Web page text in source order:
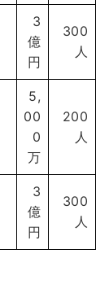
3
億
円
300
人
5,
00
0
万
200
人
3
億
円
300
人